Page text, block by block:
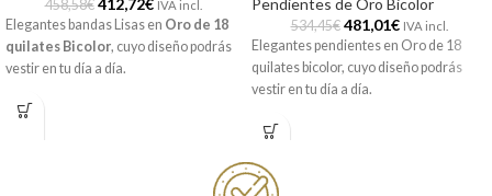
458,58€ 412,72€ IVA incl.
Elegantes bandas Lisas en Oro de 18
quilates Bicolor, cuyo diseño podrás
vestir en tu día a día.
Pendientes de Oro Bicolor
534,45€ 481,01€ IVA incl.
Elegantes pendientes en Oro de 18
quilates bicolor, cuyo diseño podrás
vestir en tu día a día.